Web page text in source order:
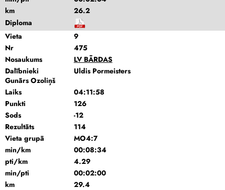
km
26.2
Diploma
Vieta
9
Nr
475
Nosaukums
LV BĀRDAS
Dalībnieki
Uldis Pormeisters
Gunārs Ozoliņš
Laiks
04:11:58
Punkti
126
Sods
-12
Rezultāts
114
Vieta grupā
MO4:7
min/km
00:08:34
pti/km
4.29
min/pti
00:02:00
km
29.4